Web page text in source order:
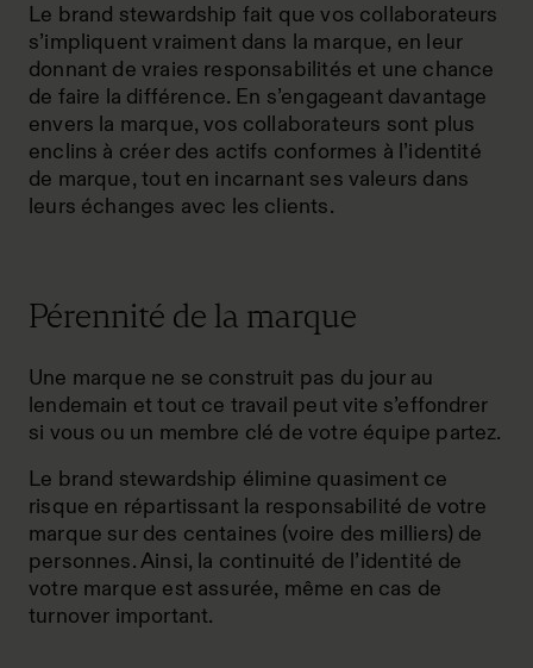
Le brand stewardship fait que vos collaborateurs
s’impliquent vraiment dans la marque, en leur
donnant de vraies responsabilités et une chance
de faire la différence. En s’engageant davantage
envers la marque, vos collaborateurs sont plus
enclins à créer des actifs conformes à l’identité
de marque, tout en incarnant ses valeurs dans
leurs échanges avec les clients.
Pérennité de la marque
Une marque ne se construit pas du jour au
lendemain et tout ce travail peut vite s’effondrer
si vous ou un membre clé de votre équipe partez.
Le brand stewardship élimine quasiment ce
risque en répartissant la responsabilité de votre
marque sur des centaines (voire des milliers) de
personnes. Ainsi, la continuité de l’identité de
votre marque est assurée, même en cas de
turnover important.